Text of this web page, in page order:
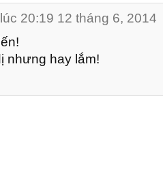
lúc 20:19 12 tháng 6, 2014
nhưng hay lắm!